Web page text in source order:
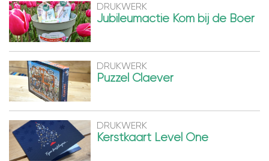
DRUKWERK
Jubileumactie Kom bij de Boer
DRUKWERK
Puzzel Claever
DRUKWERK
Kerstkaart Level One